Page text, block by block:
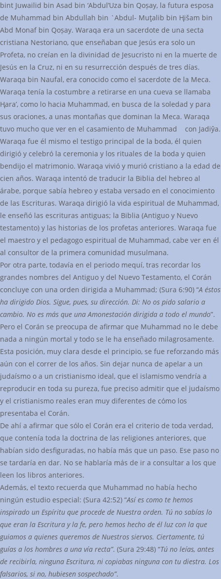
bint Juwailid bin Asad bin ‘Abdul’Uza bin Qoṣay, la futura esposa
de Muhammad bin Abdullah bin `Abdul- Muţalib bin Ңišam bin
Abd Monaf bin Qoṣay. Waraqa era un sacerdote de una secta
cristiana Nestoriano, que enseñaban que Jesús era solo un
Profeta, no creían en la divinidad de Jesucristo ni en la muerte de
Jesús en la Cruz, ni en su resurrección después de tres días.
Waraqa bin Naufal, era conocido como el sacerdote de la Meca.
Waraqa tenía la costumbre a retirarse en una cueva se llamaba
Ңara’, como lo hacia Muhammad, en busca de la soledad y para
sus oraciones, a unas montañas que dominan la Meca. Waraqa
tuvo mucho que ver en el casamiento de Muhammad con Jadiŷa.
Waraqa fue él mismo el testigo principal de la boda, él quien
dirigió y celebró la ceremonia y los rituales de la boda y quien
bendijo el matrimonio. Waraqa vivió y murió cristiano a la edad de
cien años. Waraqa intentó de traducir la Biblia del hebreo al
árabe, porque sabía hebreo y estaba versado en el conocimiento
de las Escrituras. Waraqa dirigió la vida espiritual de Muhammad,
le enseñó las escrituras antiguas; la Biblia (Antiguo y Nuevo
testamento) y las historias de los profetas anteriores. Waraqa fue
el maestro y el pedagogo espiritual de Muhammad, cabe ver en él
al consultor de la primera comunidad musulmana.
Por otra parte, todavía en el periodo mequí, tras recordar los
grandes nombres del Antiguo y del Nuevo Testamento, el Corán
concluye con una orden dirigida a Muhammad; (Sura 6:90) “A éstos
ha dirigido Dios. Sigue, pues, su dirección. Di: No os pido salario a
cambio. No es más que una Amonestación dirigida a todo el mundo”.
Pero el Corán se preocupa de afirmar que Muhammad no le debe
nada a ningún mortal y todo se le ha enseñado milagrosamente.
Esta posición, muy clara desde el principio, se fue reforzando más
aún con el correr de los años. Sin dejar nunca de apelar a un
judaísmo o a un cristianismo ideal, que el islamismo vendría a
reproducir en toda su pureza, fue preciso admitir que el judaísmo
y el cristianismo reales eran muy diferentes de cómo los
presentaba el Corán.
De ahí a afirmar que sólo el Corán era el criterio de toda verdad,
que contenía toda la doctrina de las religiones anteriores, que
habían sido desfiguradas, no había más que un paso. Ese paso no
se tardaría en dar. No se hablaría más de ir a consultar a los que
leen los libros anteriores.
Además, el texto recuerda que Muhammad no había hecho
ningún estudio especial: (Sura 42:52) “Así es como te hemos
inspirado un Espíritu que procede de Nuestra orden. Tú no sabías lo
que eran la Escritura y la fe, pero hemos hecho de él luz con la que
guiamos a quienes queremos de Nuestros siervos. Ciertamente, tú
guías a los hombres a una vía recta”. (Sura 29:48) “Tú no leías, antes
de recibirla, ninguna Escritura, ni copiabas ninguna con tu diestra. Los
falsarios, si no, hubiesen sospechado”.